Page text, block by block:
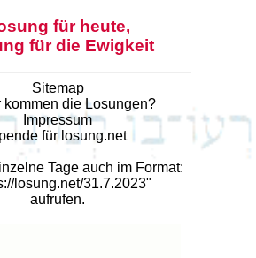
für heute,
für die Ewigkeit
Sitemap
kommen die Losungen?
Impressum
für losung.net
Tage auch im Format:
losung.net/31.7.2023"
aufrufen.